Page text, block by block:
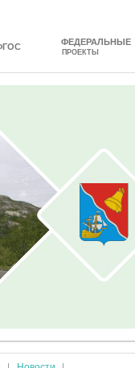
ФЕДЕРАЛЬНЫЕ
ПРОЕКТЫ